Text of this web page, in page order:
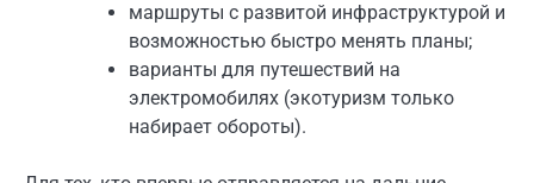
маршруты с развитой инфраструктурой и
возможностью быстро менять планы;
варианты для путешествий на
электромобилях (экотуризм только
набирает обороты).